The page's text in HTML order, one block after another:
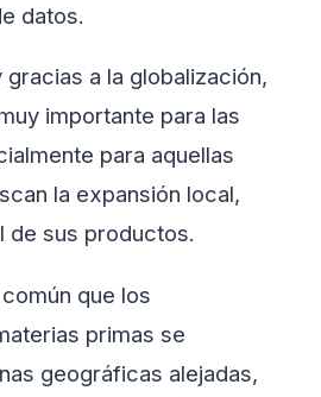
datos.
gracias a la globalización,
importante para las
para aquellas
la expansión local,
de sus productos.
que los
primas se
geográficas alejadas,